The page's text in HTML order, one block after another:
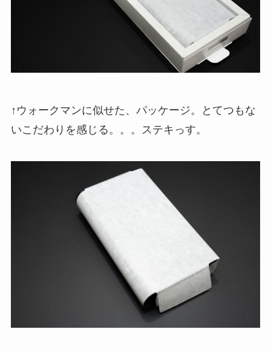
↑ウォークマンに似せた、パッケージ。とてつもな
いこだわりを感じる。。。ステキっす。